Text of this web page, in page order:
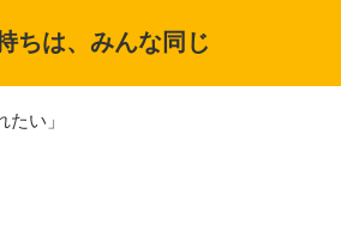
ちは、みんな同じ
い」